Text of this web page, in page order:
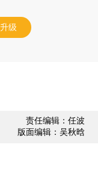
级
责任编辑：任波
版面编辑：吴秋晗